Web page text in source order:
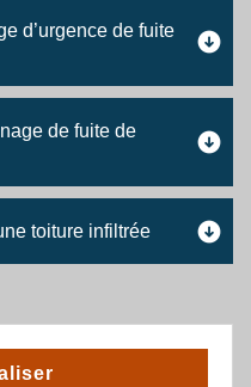
d’urgence de fuite
de fuite de
toiture infiltrée